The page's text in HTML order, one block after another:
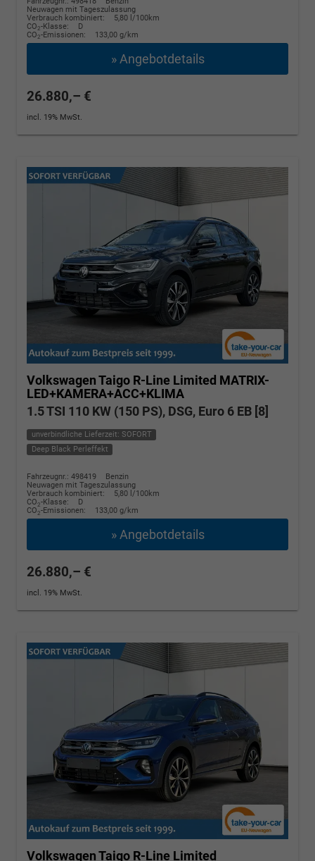
Neuwagen mit Tageszulassung
Verbrauch kombiniert:
5,80 l/100km
CO2-Klasse:
D
CO2-Emissionen: 133,00 g/km
» Angebotdetails
26.880,– €
incl. 19% MwSt.
Volkswagen Taigo R-Line Limited MATRIX-
LED+KAMERA+ACC+KLIMA
1.5 TSI 110 KW (150 PS), DSG, Euro 6 EB [8]
unverbindliche Lieferzeit: SOFORT
Deep Black Perleffekt
Fahrzeugnr.: 498419
Benzin
Neuwagen mit Tageszulassung
Verbrauch kombiniert:
5,80 l/100km
CO2-Klasse:
D
CO2-Emissionen: 133,00 g/km
» Angebotdetails
26.880,– €
incl. 19% MwSt.
Volkswagen Taigo R-Line Limited